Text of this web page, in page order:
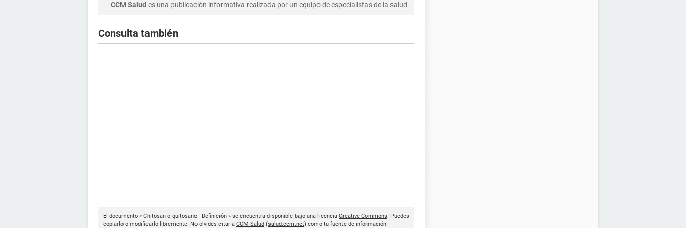
CCM Salud es una publicación informativa realizada por un equipo de especialistas de la salud.
Consulta también
El documento « Chitosan o quitosano - Definición » se encuentra disponible bajo una licencia Creative Commons. Puedes
copiarlo o modificarlo libremente. No olvides citar a CCM Salud (salud.ccm.net) como tu fuente de información.